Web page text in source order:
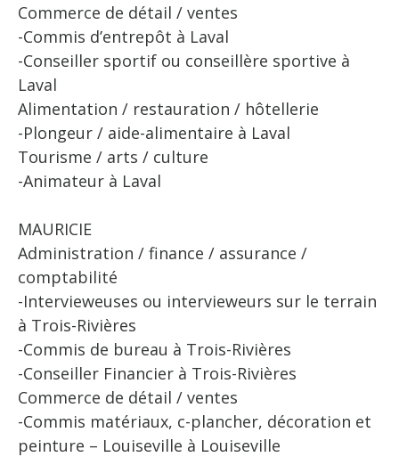
Commerce de détail / ventes
-Commis d’entrepôt à Laval
-Conseiller sportif ou conseillère sportive à
Laval
Alimentation / restauration / hôtellerie
-Plongeur / aide-alimentaire à Laval
Tourisme / arts / culture
-Animateur à Laval
MAURICIE
Administration / finance / assurance /
comptabilité
-Intervieweuses ou intervieweurs sur le terrain
à Trois-Rivières
-Commis de bureau à Trois-Rivières
-Conseiller Financier à Trois-Rivières
Commerce de détail / ventes
-Commis matériaux, c-plancher, décoration et
peinture – Louiseville à Louiseville